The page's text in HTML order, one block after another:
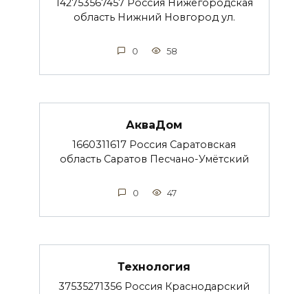
142753567457 Россия Нижегородская
область Нижний Новгород ул.
0 58
АкваДом
1660311617 Россия Саратовская
область Саратов Песчано-Умётский
0 47
Технология
37535271356 Россия Краснодарский